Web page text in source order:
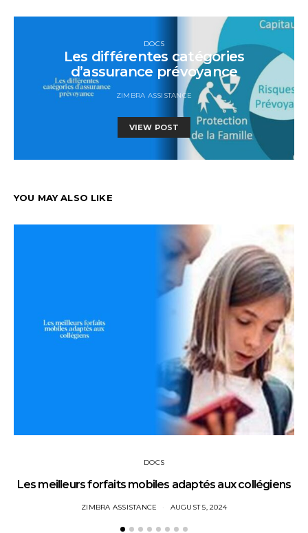
DOCS
Les différentes catégories
d’assurance prévoyance
ZIMBRA ASSISTANCE
VIEW POST
YOU MAY ALSO LIKE
DOCS
Les meilleurs forfaits mobiles adaptés aux collégiens
ZIMBRA ASSISTANCE AUGUST 5, 2024